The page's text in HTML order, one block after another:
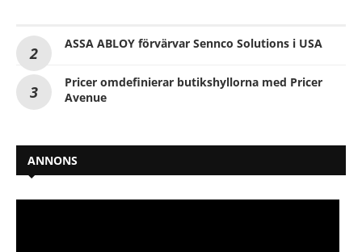
ASSA ABLOY förvärvar Sennco Solutions i USA
Pricer omdefinierar butikshyllorna med Pricer
Avenue
ANNONS